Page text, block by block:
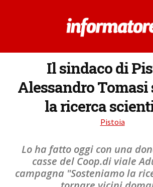
Il sindaco di
Alessandro Tomasi
la ricerca
Pistoia
Lo ha fatto oggi con una
casse del Coop.di viale
campagna "Sosteniamo la